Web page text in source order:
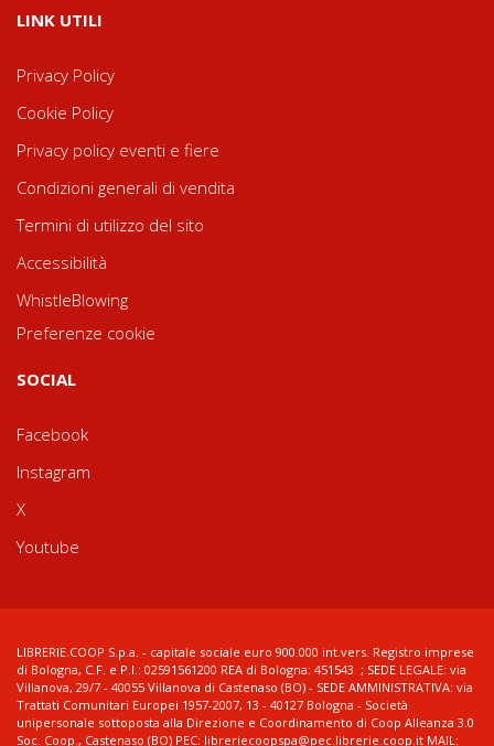
LINK UTILI
Privacy Policy
Cookie Policy
Privacy policy eventi e fiere
Condizioni generali di vendita
Termini di utilizzo del sito
Accessibilità
WhistleBlowing
Preferenze cookie
SOCIAL
Facebook
Instagram
X
Youtube
LIBRERIE.COOP S.p.a. - capitale sociale euro 900.000 int.vers. Registro imprese
di Bologna, C.F. e P.I.: 02591561200 REA di Bologna: 451543 ; SEDE LEGALE: via
Villanova, 29/7 - 40055 Villanova di Castenaso (BO) - SEDE AMMINISTRATIVA: via
Trattati Comunitari Europei 1957-2007, 13 - 40127 Bologna - Società
unipersonale sottoposta alla Direzione e Coordinamento di Coop Alleanza 3.0
Soc. Coop., Castenaso (BO) PEC: libreriecoopspa@pec.librerie.coop.it MAIL: